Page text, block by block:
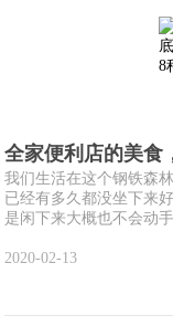
全家便利店的美食
我们生活在这个钢铁森
已经有多久都没坐下来
是闲下来大概也不会动
2020-02-13